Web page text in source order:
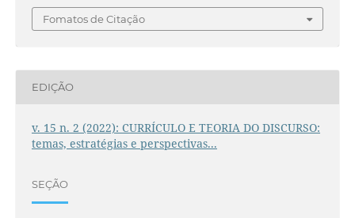
Fomatos de Citação
EDIÇÃO
v. 15 n. 2 (2022): CURRÍCULO E TEORIA DO DISCURSO:
temas, estratégias e perspectivas...
SEÇÃO